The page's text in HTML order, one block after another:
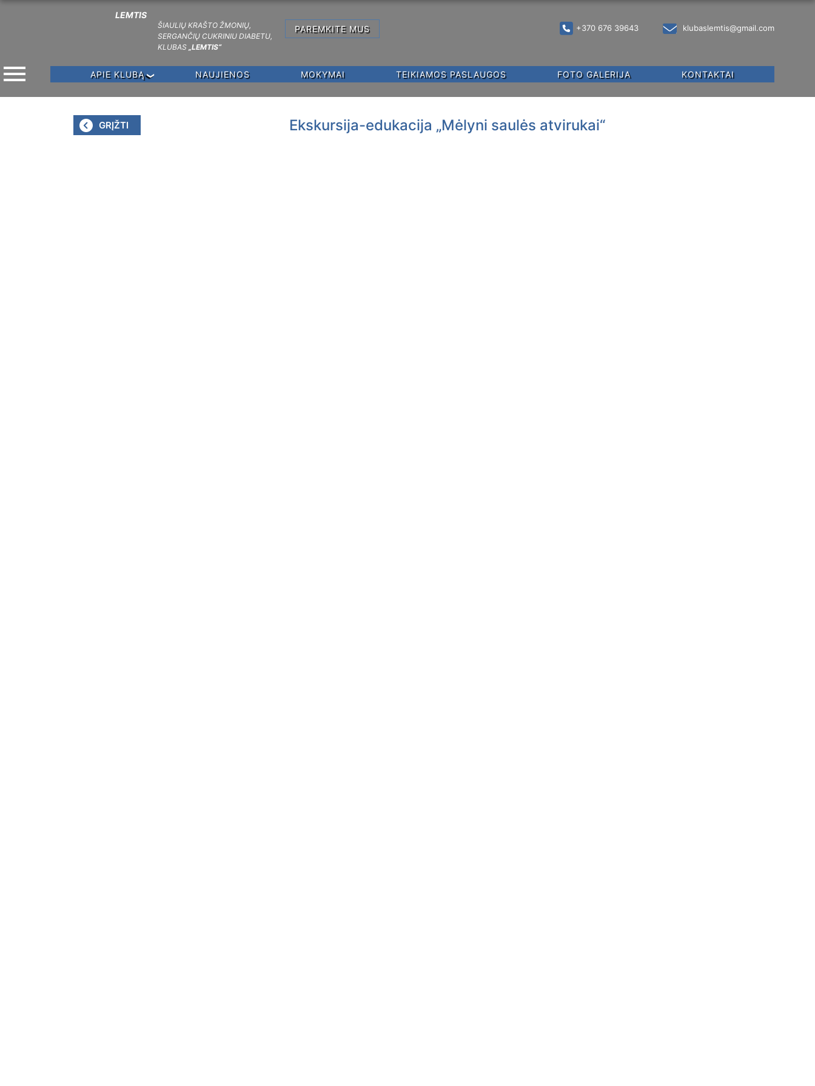
LEMTIS
ŠIAULIŲ KRAŠTO ŽMONIŲ,
SERGANČIŲ CUKRINIU DIABETU,
KLUBAS „LEMTIS“
PAREMKITE MUS +370 676 39643 klubaslemtis@gmail.com
menu APIE KLUBĄ NAUJIENOS MOKYMAI TEIKIAMOS PASLAUGOS FOTO GALERIJA KONTAKTAI
GRĮŽTI Ekskursija-edukacija „Mėlyni saulės atvirukai“